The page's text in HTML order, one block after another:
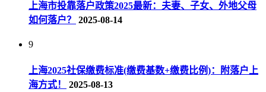
上海市投靠落户政策2025最新：夫妻、子女、外地父母
如何落户？
2025-08-14
9
上海2025社保缴费标准(缴费基数+缴费比例)：附落户上
海方式！
2025-08-13